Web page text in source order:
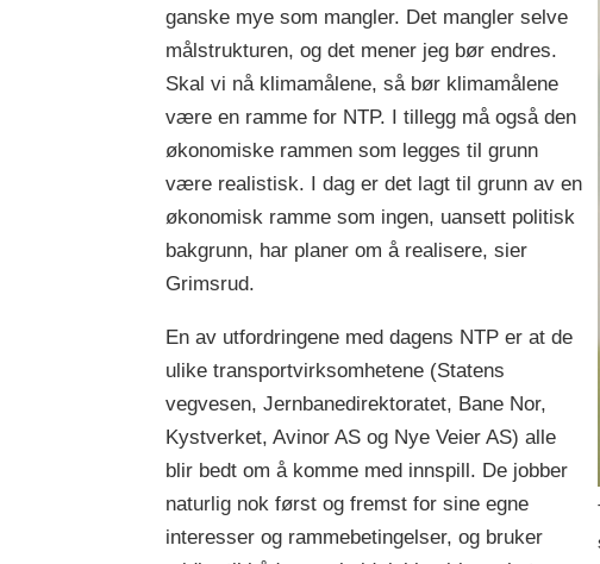
ganske mye som mangler. Det mangler selve
målstrukturen, og det mener jeg bør endres.
Skal vi nå klimamålene, så bør klimamålene
være en ramme for NTP. I tillegg må også den
økonomiske rammen som legges til grunn
være realistisk. I dag er det lagt til grunn av en
økonomisk ramme som ingen, uansett politisk
bakgrunn, har planer om å realisere, sier
Grimsrud.
En av utfordringene med dagens NTP er at de
ulike transportvirksomhetene (Statens
vegvesen, Jernbanedirektoratet, Bane Nor,
Kystverket, Avinor AS og Nye Veier AS) alle
blir bedt om å komme med innspill. De jobber
naturlig nok først og fremst for sine egne
interesser og rammebetingelser, og bruker